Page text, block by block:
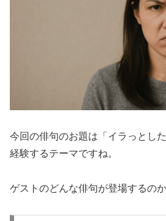
今回の俳句のお題は「イラっとし
経験するテーマですね。
ゲストのどんな俳句が登場するのか